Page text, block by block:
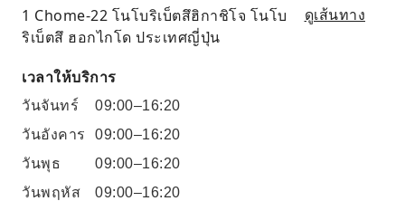
1 Chome-22 โนโบริเบ็ตสึฮิกาชิโจ โนโบ
ริเบ็ตสึ ฮอกไกโด ประเทศญี่ปุ่น
ดูเส้นทาง
เวลาให้บริการ
วันจันทร์
09:00–16:20
วันอังคาร
09:00–16:20
วันพุธ
09:00–16:20
วันพฤหัส
09:00–16:20